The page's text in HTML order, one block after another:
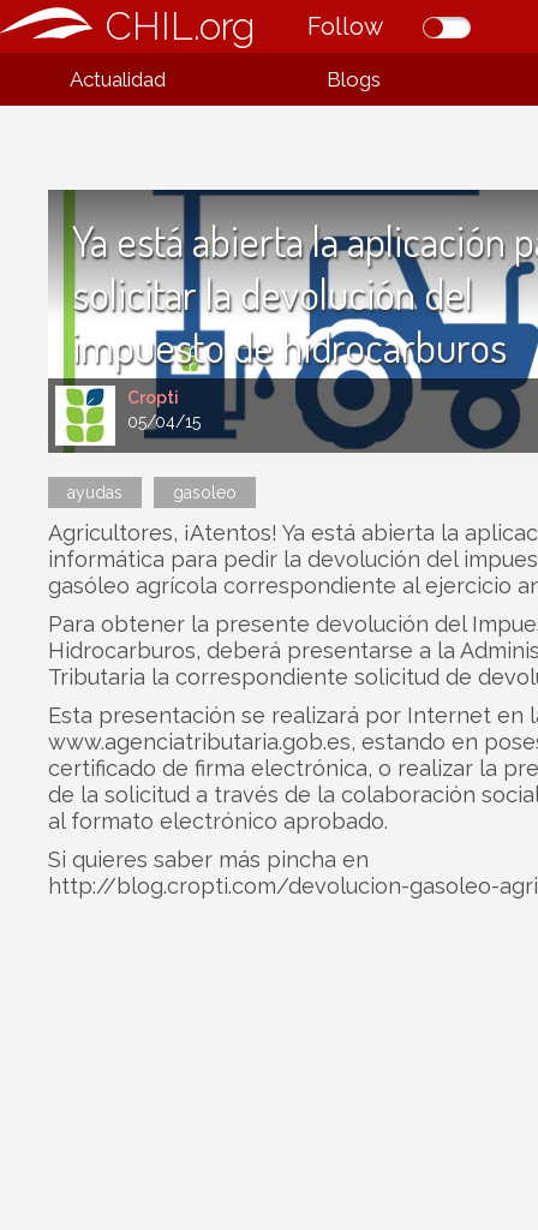
CHIL.org Follow
Actualidad Blogs
Cropti
05/04/15
Ya está abierta la aplicación
solicitar la devolución del
impuesto de hidrocarburos
ayudas gasoleo
Agricultores, ¡Atentos! Ya está abierta la
informática para pedir la devolución del
gasóleo agrícola correspondiente al ejercicio
Para obtener la presente devolución del
Hidrocarburos, deberá presentarse a la
Tributaria la correspondiente solicitud de
Esta presentación se realizará por Internet en
www.agenciatributaria.gob.es, estando en
certificado de firma electrónica, o realizar la
de la solicitud a través de la colaboración
al formato electrónico aprobado.
Si quieres saber más pincha en
http://blog.cropti.com/devolucion-gasoleo-